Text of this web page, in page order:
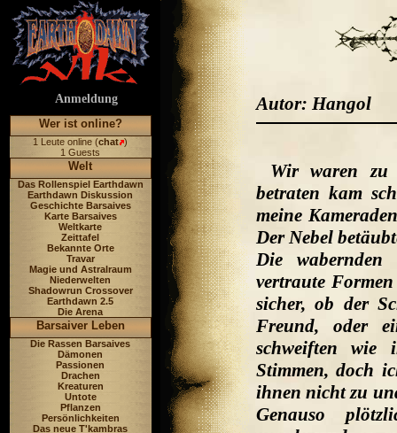
Anmeldung
Wer ist online?
1 Leute online (chat )
1 Guests
Welt
Das Rollenspiel Earthdawn
Earthdawn Diskussion
Geschichte Barsaives
Karte Barsaives
Weltkarte
Zeittafel
Bekannte Orte
Travar
Magie und Astralraum
Niederwelten
Shadowrun Crossover
Earthdawn 2.5
Die Arena
Barsaiver Leben
Die Rassen Barsaives
Dämonen
Passionen
Drachen
Kreaturen
Untote
Pflanzen
Persönlichkeiten
Das neue T'kambras
Autor: Hangol
Wir waren zu
betraten kam
meine
Der Nebel
Die wabernden
vertraute
sicher, ob der
Freund, oder
schweiften wie
Stimmen, doch
ihnen nicht zu
Genauso